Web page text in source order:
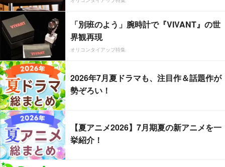
「別班のよう」腕時計で『VIVANT』の世
界観再現
オリコンタイアップ特集
2026年7月夏ドラマも、注目作＆話題作が
勢ぞろい！
【夏アニメ2026】7月期夏の新アニメを一
挙紹介！